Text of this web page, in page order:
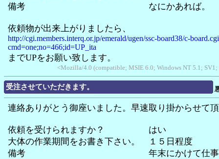
備考 なにかあれば。
依頼物が出来上がりましたら、
http://cgi.members.interq.or.jp/emerald/ugen/ssc-board38/c-
cmd=one;no=466;id=UP_ita
までUPをお願い致します。
<Mozilla/4.0 (compatible; MSIE 6.0; Windows NT 5.1;
受注させていただきます。
連絡ありがとう御座いました。早速取り掛からせて
依頼を受けられますか？ はい
大体の作業期間をお書き下さい。 １５日程度
備考 年末にかけて仕事が忙